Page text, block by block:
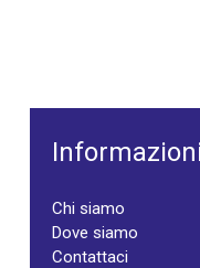
Chi siamo
Dove siamo
Contattaci